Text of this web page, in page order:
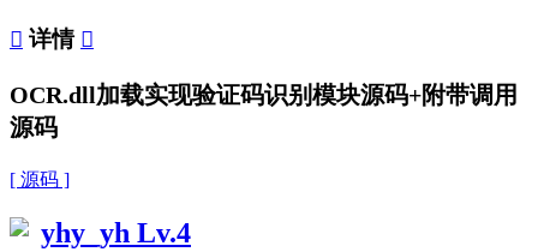
 详情 
OCR.dll加载实现验证码识别模块源码+附带调用
源码
[ 源码 ]
yhy_yh Lv.4